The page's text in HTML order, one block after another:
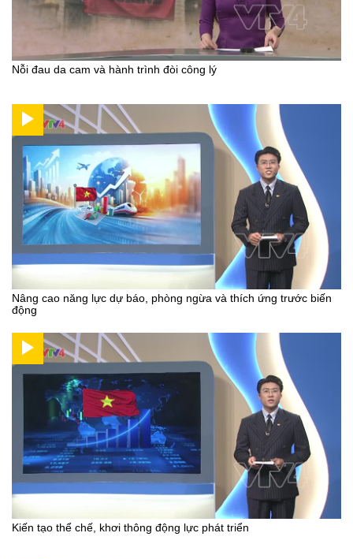
Nỗi đau da cam và hành trình đòi công lý
Nâng cao năng lực dự báo, phòng ngừa và thích ứng trước biến
động
Kiến tạo thể chế, khơi thông động lực phát triển